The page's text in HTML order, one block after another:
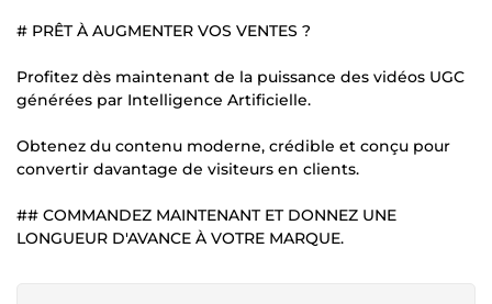
# PRÊT À AUGMENTER VOS VENTES ?
Profitez dès maintenant de la puissance des vidéos UGC
générées par Intelligence Artificielle.
Obtenez du contenu moderne, crédible et conçu pour
convertir davantage de visiteurs en clients.
## COMMANDEZ MAINTENANT ET DONNEZ UNE
LONGUEUR D'AVANCE À VOTRE MARQUE.